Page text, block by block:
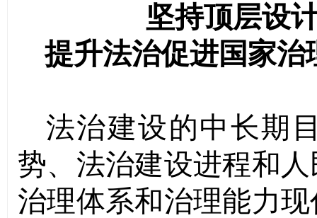
坚持顶层设
提升法治促进国家
法治建设的中长期
势、法治建设进程和
治理体系和治理能力